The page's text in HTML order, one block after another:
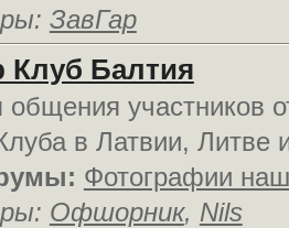
ЗавГар
Клуб Балтия
участников
в Латвии, Литве
Фотографии
Офшорник, Nils